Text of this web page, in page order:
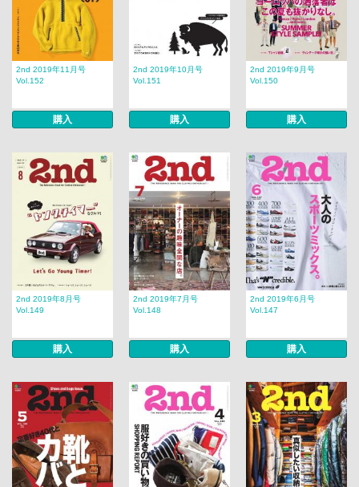
2nd 2019年11月号
Vol.152
購入
2nd 2019年10月号
Vol.151
購入
2nd 2019年9月号
Vol.150
購入
2nd 2019年8月号
Vol.149
購入
2nd 2019年7月号
Vol.148
購入
2nd 2019年6月号
Vol.147
購入